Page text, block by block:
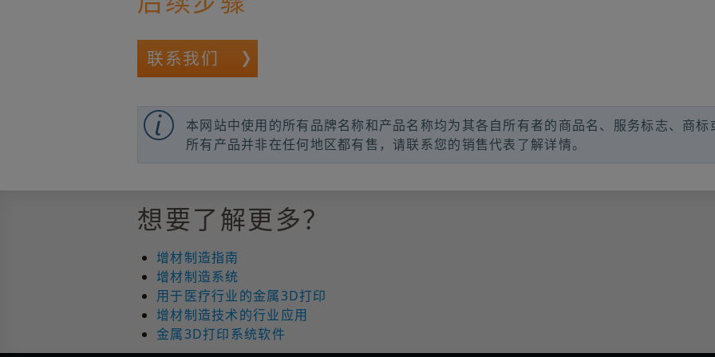
联系我们
本网站中使用的所有品牌名称和产品名称均为其各自所有者的商品名、服务标志、商标
所有产品并非在任何地区都有售，请联系您的销售代表了解详情。
想要了解更多？
增材制造指南
增材制造系统
用于医疗行业的金属3D打印
增材制造技术的行业应用
金属3D打印系统软件